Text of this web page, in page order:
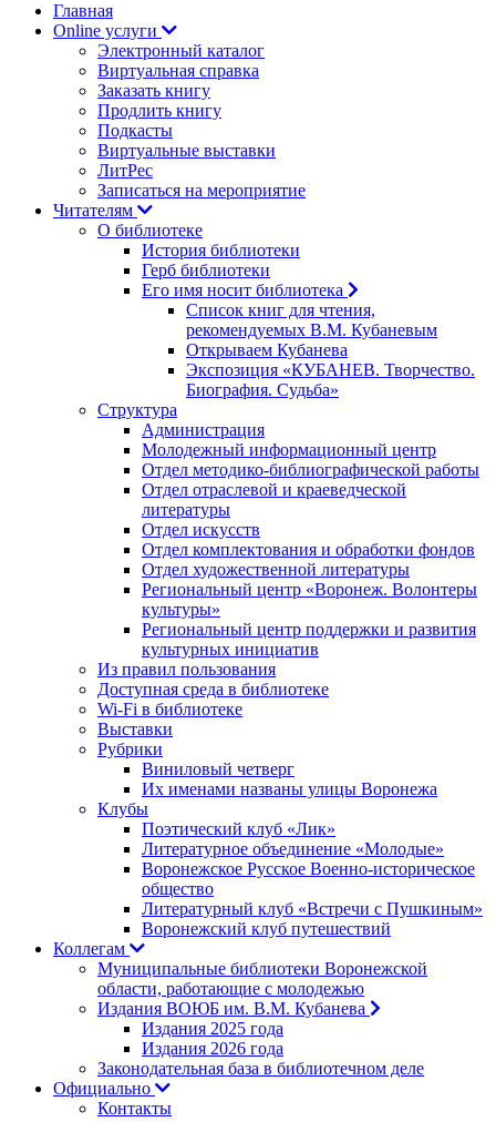
Главная
Online услуги
Электронный каталог
Виртуальная справка
Заказать книгу
Продлить книгу
Подкасты
Виртуальные выставки
ЛитРес
Записаться на мероприятие
Читателям
О библиотеке
История библиотеки
Герб библиотеки
Его имя носит библиотека
Список книг для чтения,
рекомендуемых В.М. Кубаневым
Открываем Кубанева
Экспозиция «КУБАНЕВ. Творчество.
Биография. Судьба»
Структура
Администрация
Молодежный информационный центр
Отдел методико-библиографической работы
Отдел отраслевой и краеведческой
литературы
Отдел искусств
Отдел комплектования и обработки фондов
Отдел художественной литературы
Региональный центр «Воронеж. Волонтеры
культуры»
Региональный центр поддержки и развития
культурных инициатив
Из правил пользования
Доступная среда в библиотеке
Wi-Fi в библиотеке
Выставки
Рубрики
Виниловый четверг
Их именами названы улицы Воронежа
Клубы
Поэтический клуб «Лик»
Литературное объединение «Молодые»
Воронежское Русское Военно-историческое
общество
Литературный клуб «Встречи с Пушкиным»
Воронежский клуб путешествий
Коллегам
Муниципальные библиотеки Воронежской
области, работающие с молодежью
Издания ВОЮБ им. В.М. Кубанева
Издания 2025 года
Издания 2026 года
Законодательная база в библиотечном деле
Официально
Контакты